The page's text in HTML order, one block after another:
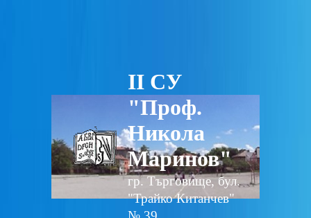
II СУ
"Проф.
Никола
Маринов"
гр. Търговище, бул.
"Трайко Китанчев"